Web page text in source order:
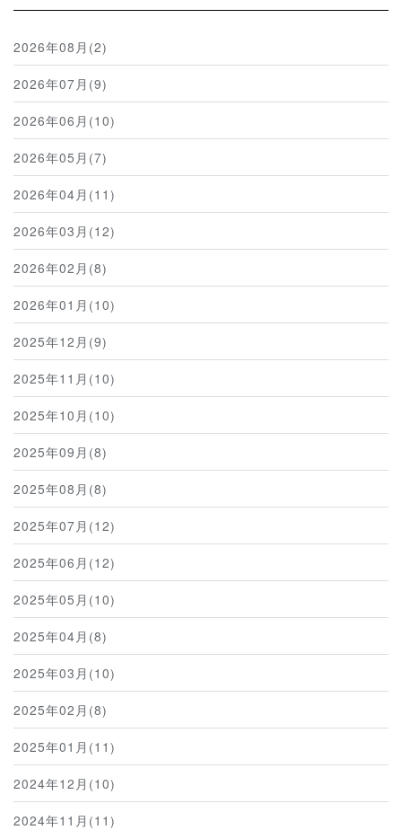
2026年08月(2)
2026年07月(9)
2026年06月(10)
2026年05月(7)
2026年04月(11)
2026年03月(12)
2026年02月(8)
2026年01月(10)
2025年12月(9)
2025年11月(10)
2025年10月(10)
2025年09月(8)
2025年08月(8)
2025年07月(12)
2025年06月(12)
2025年05月(10)
2025年04月(8)
2025年03月(10)
2025年02月(8)
2025年01月(11)
2024年12月(10)
2024年11月(11)